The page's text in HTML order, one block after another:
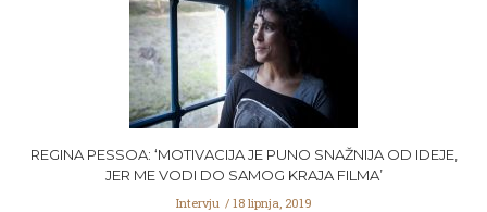
REGINA PESSOA: ‘MOTIVACIJA JE PUNO SNAŽNIJA OD IDEJE,
JER ME VODI DO SAMOG KRAJA FILMA’
Intervju 18 lipnja, 2019